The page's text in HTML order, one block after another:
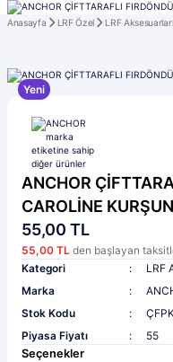
Anasayfa LRF Özel LRF Aksesuarları
Yeni
ANCHOR
CAROLİNE KURŞUN
55,00 TL
55,00 TL den başlayan
Kategori
LRF
Marka
Stok Kodu
Piyasa Fiyatı
55
Seçenekler